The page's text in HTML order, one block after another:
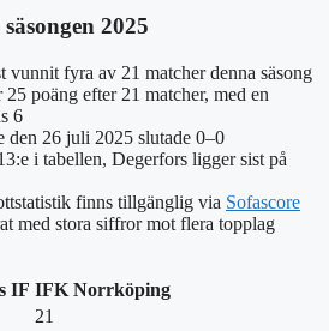
2025
vunnit fyra av 21 matcher denna säsong
poäng efter 21 matcher, med en
6
den 26 juli 2025 slutade 0–0
i tabellen, Degerfors ligger sist på
finns tillgänglig via Sofascore
med stora siffror mot flera topplag
IF IFK Norrköping
21